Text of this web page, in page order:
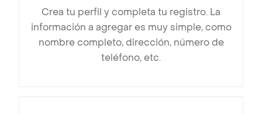
Crea tu perfil y completa tu registro. La
información a agregar es muy simple, como
nombre completo, dirección, número de
teléfono, etc.